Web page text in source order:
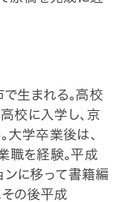
生まれる。高校
校に入学し、京
学卒業後は、
職を経験。平成
に移って書籍編
その後平成